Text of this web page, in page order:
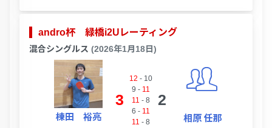
andro杯 緑橋i2Uレーティング
混合シングルス (2026年1月18日)
棟田 裕亮
3
12 - 10
9 - 11
11 - 8
6 - 11
11 - 8
2
相原 任那